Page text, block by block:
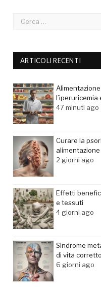
ARTICOLI RECENTI
l’iperuricemia
47 minuti ago
Curare la
2 giorni ago
Effetti
e tessuti
4 giorni ago
Sindrome
di vita corretto
6 giorni ago